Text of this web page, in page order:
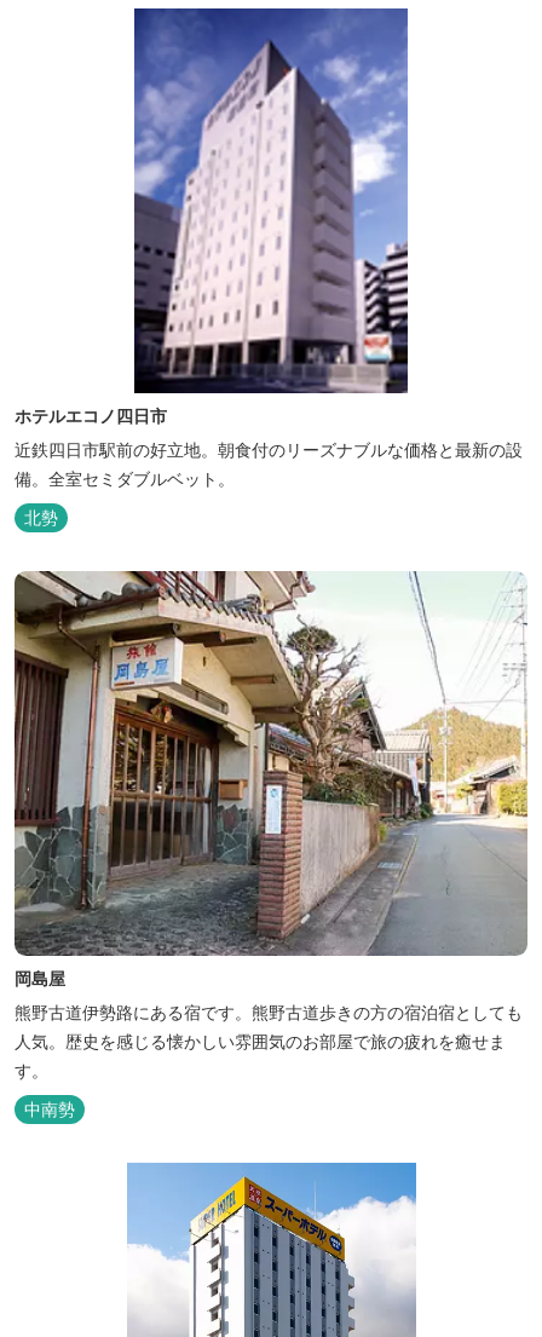
ホテルエコノ四日市
近鉄四日市駅前の好立地。朝食付のリーズナブルな価格と最新の設
備。全室セミダブルベット。
北勢
岡島屋
熊野古道伊勢路にある宿です。熊野古道歩きの方の宿泊宿としても
人気。歴史を感じる懐かしい雰囲気のお部屋で旅の疲れを癒せま
す。
中南勢